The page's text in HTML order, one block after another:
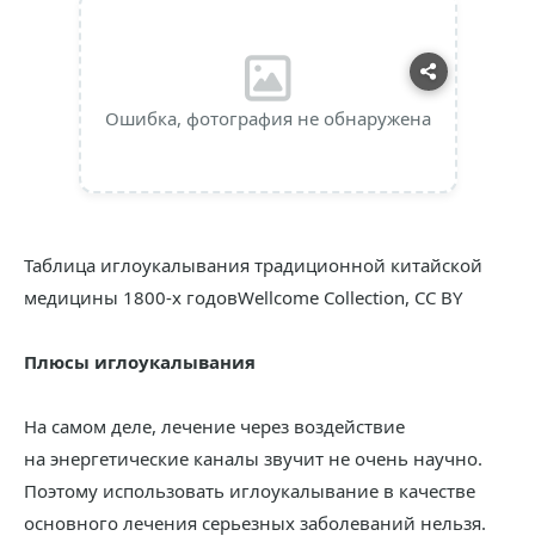
Ошибка, фотография не обнаружена
Таблица иглоукалывания традиционной китайской
медицины 1800-х годовWellcome Collection, CC BY
Плюсы иглоукалывания
На самом деле, лечение через воздействие
на энергетические каналы звучит не очень научно.
Поэтому использовать иглоукалывание в качестве
основного лечения серьезных заболеваний нельзя.